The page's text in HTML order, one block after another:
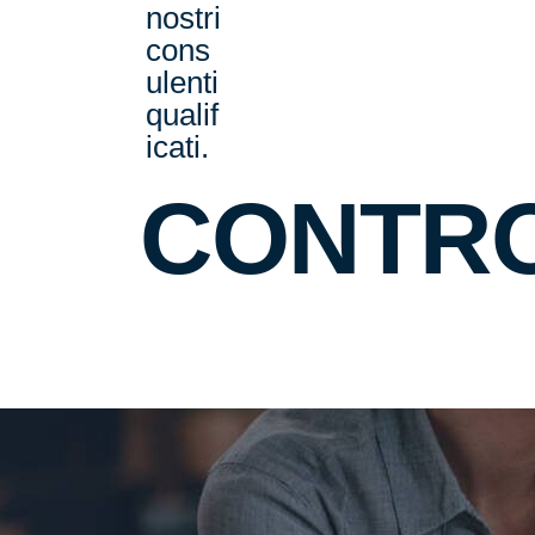
nostri
cons
ulenti
qualif
icati.